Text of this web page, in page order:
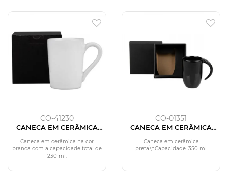
CO-41230
CANECA EM CERÂMICA
Caneca em cerâmica na cor
branca com a capacidade total de
230 ml.
CO-01351
CANECA EM CERÂMICA
Caneca em cerâmica
preta.\nCapacidade: 350 ml